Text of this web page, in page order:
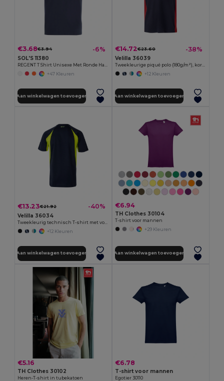
€3.68€3.94 -6%
SOL'S 11380
REGENT T Shirt Unisexe Met Ronde Hals
+47 Kleuren
Aan winkelwagen toevoegen
€14.72€23.60 -38%
Velilla 36039
Tweekleurige piqué polo (180g/m²), korte mouw van katoen (60%) en polyester (40%)
+12 Kleuren
Aan winkelwagen toevoegen
€13.23€21.92 -40%
Velilla 36034
+12 Kleuren
Aan winkelwagen toevoegen
€6.94
TH Clothes 30104
T-shirt voor mannen
+29 Kleuren
Aan winkelwagen toevoegen
€5.16
TH Clothes 30102
Heren-T-shirt in tubekatoen
€6.78
T-shirt voor mannen
Egotier 30110